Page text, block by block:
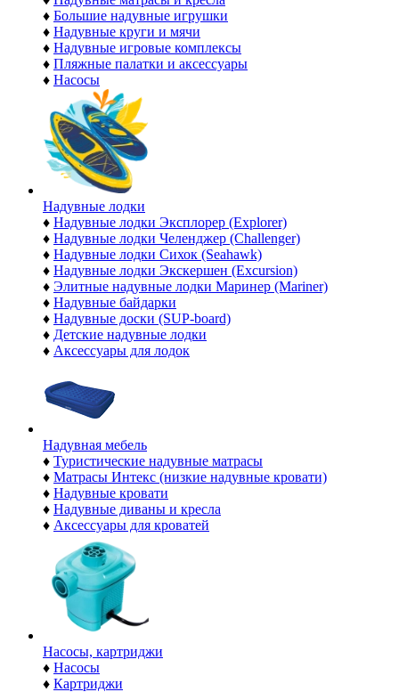
♦ Большие надувные игрушки
♦ Надувные круги и мячи
♦ Надувные игровые комплексы
♦ Пляжные палатки и аксессуары
♦ Насосы
Надувные лодки
♦ Надувные лодки Эксплорер (Explorer)
♦ Надувные лодки Челенджер (Challenger)
♦ Надувные лодки Сихок (Seahawk)
♦ Надувные лодки Экскершен (Excursion)
♦ Элитные надувные лодки Маринер (Mariner)
♦ Надувные байдарки
♦ Надувные доски (SUP-board)
♦ Детские надувные лодки
♦ Аксессуары для лодок
Надувная мебель
♦ Туристические надувные матрасы
♦ Матрасы Интекс (низкие надувные кровати)
♦ Надувные кровати
♦ Надувные диваны и кресла
♦ Аксессуары для кроватей
Насосы, картриджи
♦ Насосы
♦ Картриджи